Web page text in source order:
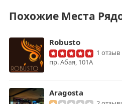
Похожие Места
Robusto
1 отзыв
пр. Абая, 101А
Aragosta